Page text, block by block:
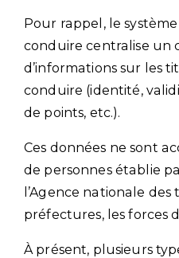
Pour rappel, le
conduire centralise un
d’informations sur les
conduire (identité,
de points, etc.).
Ces données ne sont
de personnes établie
l’Agence nationale des
préfectures, les forces
À présent, plusieurs